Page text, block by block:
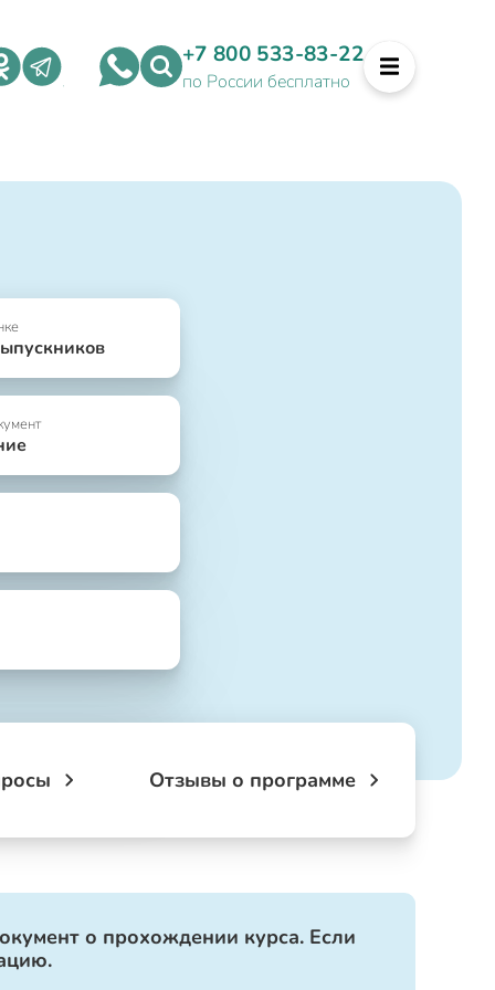
+7 800 533-83-22
по России бесплатно
Отзывы о программе
о прохождении курса. Если